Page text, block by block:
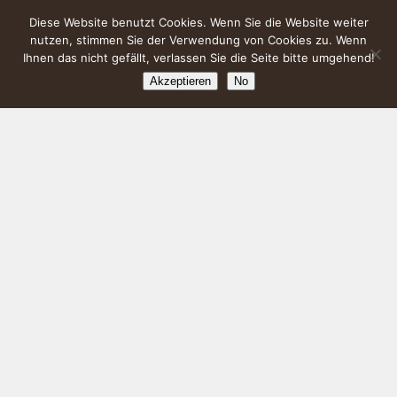
Diese Website benutzt Cookies. Wenn Sie die Website weiter
nutzen, stimmen Sie der Verwendung von Cookies zu. Wenn
Ihnen das nicht gefällt, verlassen Sie die Seite bitte umgehend!
Akzeptieren No